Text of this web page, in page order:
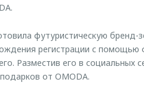
футуристическую бренд-
регистрации с помощью
Разместив его в социальных
от OMODA.